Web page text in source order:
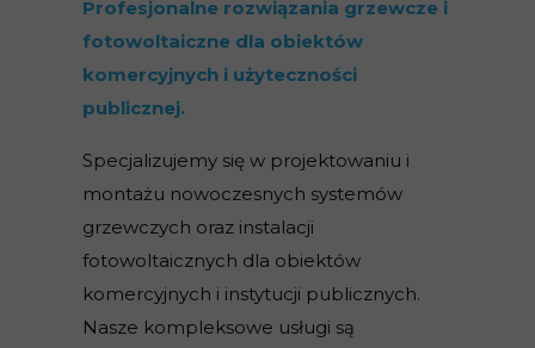
Profesjonalne rozwiązania grzewcze i
fotowoltaiczne dla obiektów
komercyjnych i użyteczności
publicznej.
Specjalizujemy się w projektowaniu i
montażu nowoczesnych systemów
grzewczych oraz instalacji
fotowoltaicznych dla obiektów
komercyjnych i instytucji publicznych.
Nasze kompleksowe usługi są